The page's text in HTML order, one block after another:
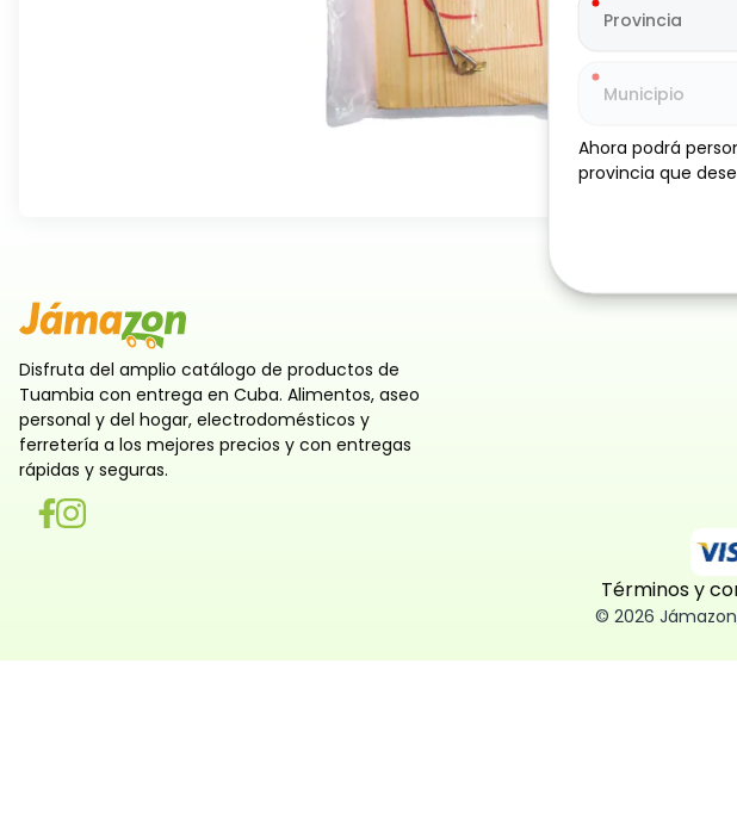
Disfruta del amplio catálogo de productos de
Tuambia con entrega en Cuba. Alimentos, aseo
personal y del hogar, electrodomésticos y
ferretería a los mejores precios y con entregas
rápidas y seguras.
Términos y
© 2026 Jámazon
Ahora podrá
provincia que
Ahora podrá
provincia que